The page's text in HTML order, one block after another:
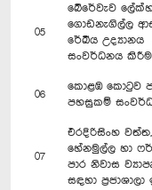
05
බේරේවැව
ගොඩනැගිල්ල
රේඛීය උද්‍යානය
සංවර්ධනය කිරීම
06
කොළඹ කොටුව
පහසුකම්
07
එරදිරිසිංහ වත්ත,
හේනමුල්ල හා
පාර නිවාස
සඳහා